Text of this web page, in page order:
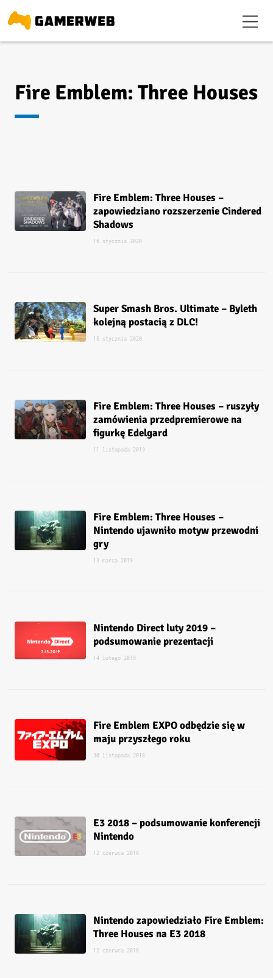
Fire Emblem: Three Houses
Fire Emblem: Three Houses –
zapowiedziano rozszerzenie Cindered
Shadows
16 stycznia 2020
Super Smash Bros. Ultimate – Byleth
kolejną postacią z DLC!
16 stycznia 2020
Fire Emblem: Three Houses – ruszyły
zamówienia przedpremierowe na
figurkę Edelgard
11 listopada 2019
Fire Emblem: Three Houses –
Nintendo ujawniło motyw przewodni
gry
13 marca 2019
Nintendo Direct luty 2019 –
podsumowanie prezentacji
14 lutego 2019
Fire Emblem EXPO odbędzie się w
maju przyszłego roku
30 listopada 2018
E3 2018 – podsumowanie konferencji
Nintendo
12 czerwca 2018
Nintendo zapowiedziało Fire Emblem:
Three Houses na E3 2018
12 czerwca 2018